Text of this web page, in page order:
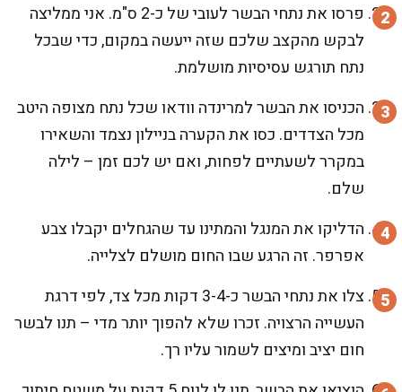
פרסו את נתחי הבשר לעובי של כ-2 ס"מ. אני ממליצה
לבקש מהקצב שלכם שזה ייעשה במקום, כדי שבכל
נתח תורגש עסיסיות מושלמת.
הכניסו את הבשר למרינדה וודאו שכל נתח מצופה היטב
מכל הצדדים. כסו את הקערה בניילון נצמד והשאירו
במקרר לשעתיים לפחות, ואם יש לכם זמן – לילה
שלם.
הדליקו את המנגל והמתינו עד שהגחלים יקבלו צבע
אפרפר. זה הרגע שבו החום מושלם לצלייה.
צלו את נתחי הבשר כ-3-4 דקות מכל צד, לפי דרגת
העשייה הרצויה. זכרו שלא להפוך יותר מדי – תנו לבשר
חום יציב ומיצים לשמור עליו רך.